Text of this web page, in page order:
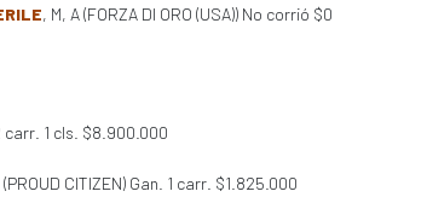
, M, A (FORZA DI ORO (USA)) No corrió $0
carr. 1 cls. $8.900.000
(PROUD CITIZEN) Gan. 1 carr. $1.825.000